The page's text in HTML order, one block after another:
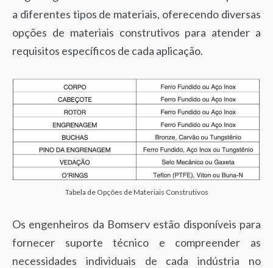
a diferentes tipos de materiais, oferecendo diversas
opções de materiais construtivos para atender a
requisitos específicos de cada aplicação.
Tabela de Opções de Materiais Construtivos
Os engenheiros da Bomserv estão disponíveis para
fornecer suporte técnico e compreender as
necessidades individuais de cada indústria no